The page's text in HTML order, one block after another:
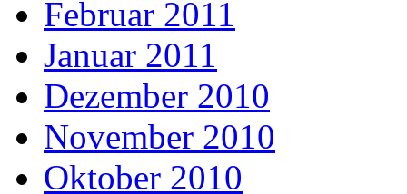
Februar 2011
Januar 2011
Dezember 2010
November 2010
Oktober 2010